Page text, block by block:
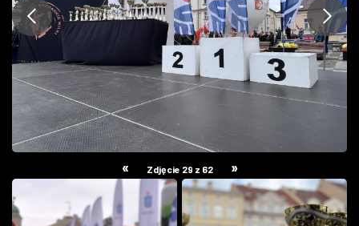
« Zdjęcie 29 z 62 »